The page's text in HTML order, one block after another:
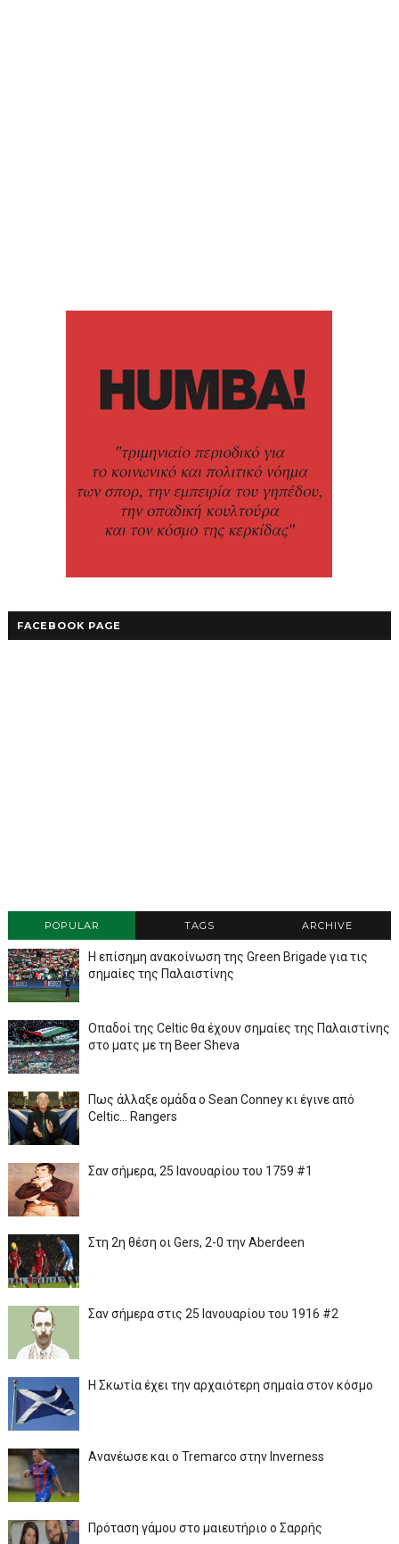
FACEBOOK PAGE
POPULAR TAGS ARCHIVE
Η επίσημη ανακοίνωση της Green Brigade για τις
σημαίες της Παλαιστίνης
Οπαδοί της Celtic θα έχουν σημαίες της Παλαιστίνης
στο ματς με τη Beer Sheva
Πως άλλαξε ομάδα ο Sean Conney κι έγινε από
Celtic... Rangers
Σαν σήμερα, 25 Ιανουαρίου του 1759 #1
Στη 2η θέση οι Gers, 2-0 την Aberdeen
Σαν σήμερα στις 25 Ιανουαρίου του 1916 #2
Η Σκωτία έχει την αρχαιότερη σημαία στον κόσμο
Ανανέωσε και ο Tremarco στην Inverness
Πρόταση γάμου στο μαιευτήριο ο Σαρρής